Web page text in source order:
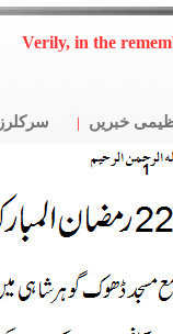
Verily, in the
خبریں سرکلرز